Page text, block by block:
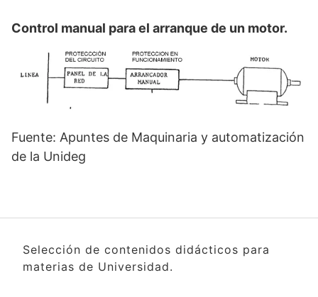
Control manual para el arranque de un motor.
Fuente: Apuntes de Maquinaria y automatización
de la Unideg
Selección de contenidos didácticos para
materias de Universidad.